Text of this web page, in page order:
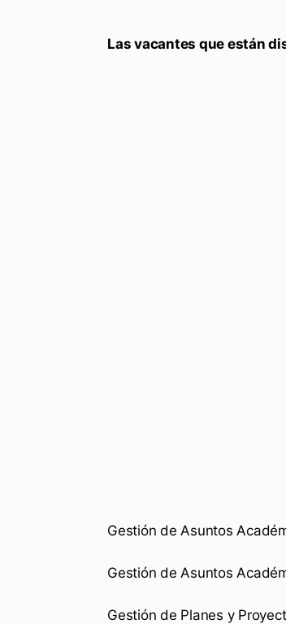
Las vacantes que están
Gestión de Asuntos
Gestión de Asuntos
Gestión de Planes y